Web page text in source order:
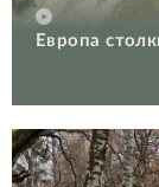
Европа